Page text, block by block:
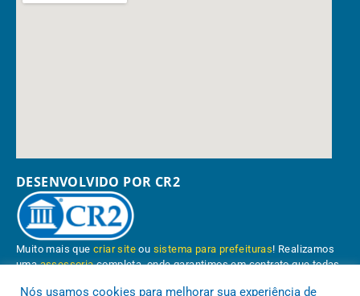
DESENVOLVIDO POR CR2
Muito mais quecriar site ou sistema para prefeituras! Realizamos
umaassessoriacompleta, onde garantimos em contrato que todas
Nós usamos cookies para melhorar sua experiência de